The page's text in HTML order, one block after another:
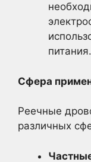
питания.
Сфера
Реечные
различных